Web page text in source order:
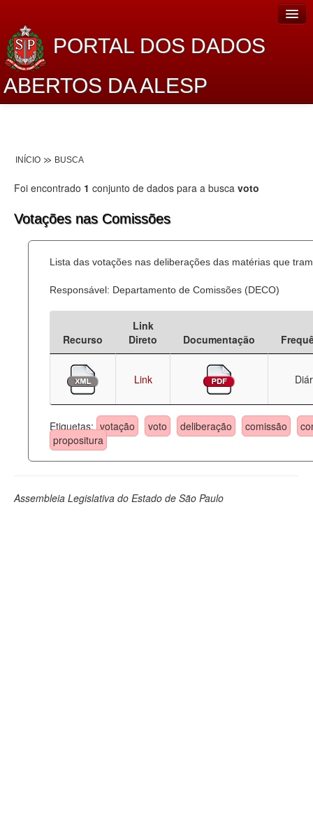
PORTAL DOS DADOS
ABERTOS DA ALESP
Lei de Acesso à Informação
Dados Governamentais Abertos
Processo Legislativo
Deputados Estaduais
Administração
Legislação
Perguntas frequentes
INÍCIO BUSCA
Foi encontrado 1 conjunto de dados para a busca voto
Votações nas Comissões
Lista das votações nas deliberações das matérias que
Responsável: Departamento de Comissões (DECO)
Recurso
Link
Direto
Documentação
Link
Etiquetas: votação voto deliberação comissão
propositura
Assembleia Legislativa do Estado de São Paulo